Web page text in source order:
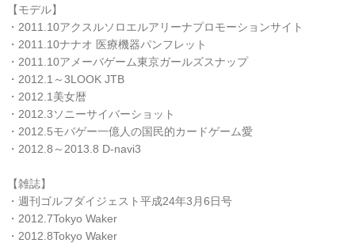
【モデル】
・2011.10アクスルソロエルアリーナプロモーションサイト
・2011.10ナナオ 医療機器パンフレット
・2011.10アメーバゲーム東京ガールズスナップ
・2012.1～3LOOK JTB
・2012.1美女暦
・2012.3ソニーサイバーショット
・2012.5モバゲー一億人の国民的カードゲーム愛
・2012.8～2013.8 D-navi3
【雑誌】
・週刊ゴルフダイジェスト平成24年3月6日号
・2012.7Tokyo Waker
・2012.8Tokyo Waker